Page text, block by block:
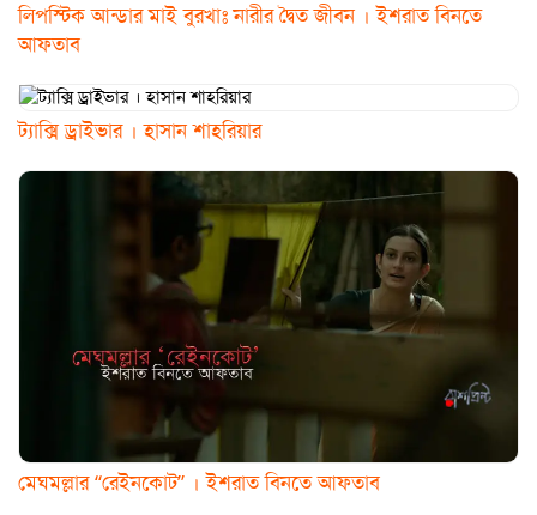
লিপস্টিক আন্ডার মাই বুরখাঃ নারীর দ্বৈত জীবন । ইশরাত বিনতে
আফতাব
ট্যাক্সি ড্রাইভার । হাসান শাহরিয়ার
মেঘমল্লার “রেইনকোট” । ইশরাত বিনতে আফতাব